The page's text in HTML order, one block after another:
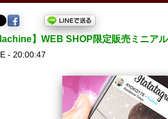
】WEB SHOP限定販売ミニア
- 20:00:47